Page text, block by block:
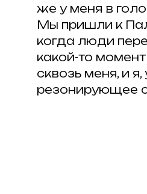
же у меня в
Мы пришли к
когда люди
какой-то
сквозь меня, и
резонирующее